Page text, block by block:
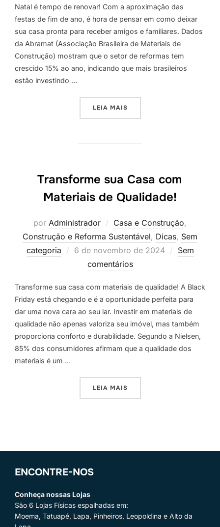
Natal é tempo de renovar! Com a aproximação das
festas de fim de ano, é hora de pensar em como deixar
sua casa pronta para receber amigos e familiares. Dados
da Abramat (Associação Brasileira de Materiais de
Construção) mostram que o setor de reformas tem
crescido 15% ao ano, indicando que mais brasileiros
estão investindo …
LEIA MAIS“NATAL É TEMPO DE
Transforme sua Casa com
Materiais de Qualidade!
por Administrador Casa e Construção,
Construção e Reforma Sustentável, Dicas, Sem
categoria
Postado
6 de novembro de 2024
Sem
comentários
Transforme sua casa com materiais de qualidade! A Black
Friday está chegando e é a oportunidade perfeita para
dar uma nova cara ao seu lar. Investir em materiais de
qualidade não apenas valoriza seu imóvel, mas também
proporciona conforto e durabilidade. Segundo a Nielsen,
85% dos consumidores afirmam que a qualidade dos
materiais é um …
LEIA MAIS“TRANSFORME SUA CASA
ENCONTRE-NOS
Conheça nossas Lojas
São 6 Lojas Físicas espalhadas em:
Moema, Tatuapé, Lapa, Pinheiros, Leopoldina e Alto da